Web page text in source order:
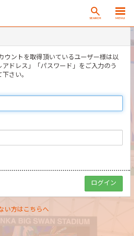
SEARCH MENU
ウントを取得頂いているユーザー様は以
アドレス」「パスワード」をご入力のう
さい。
い方はこちらへ